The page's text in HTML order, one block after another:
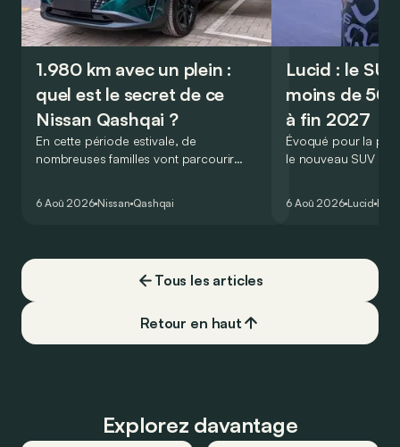
1.980 km avec un plein :
quel est le secret de ce
Nissan Qashqai ?
En cette période estivale, de
nombreuses familles vont parcourir
Qashqai e-Power, il serait possible de
6 Aoû 2026 Nissan Qashqai
Lucid : le
moins de
à fin 2027
Évoqué pour la
le nouveau SUV
l’année 2026.
6 Aoû 2026 Lucid
Tous les articles
Retour en haut
Explorez davantage